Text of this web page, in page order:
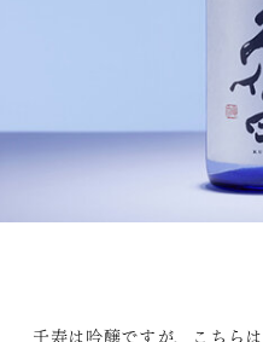
千寿は吟醸ですが、こちらは